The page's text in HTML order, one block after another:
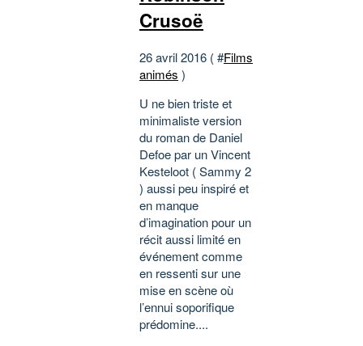
Crusoë
26 avril 2016 ( #Films
animés )
U ne bien triste et
minimaliste version
du roman de Daniel
Defoe par un Vincent
Kesteloot ( Sammy 2
) aussi peu inspiré et
en manque
d’imagination pour un
récit aussi limité en
événement comme
en ressenti sur une
mise en scène où
l’ennui soporifique
prédomine....